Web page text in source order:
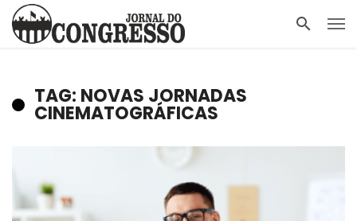
TAG: NOVAS JORNADAS
CINEMATOGRÁFICAS